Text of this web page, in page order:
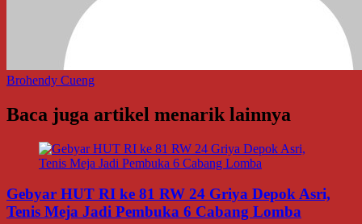
Brohendy Cueng
Baca juga artikel menarik lainnya
Gebyar HUT RI ke 81 RW 24 Griya Depok Asri,
Tenis Meja Jadi Pembuka 6 Cabang Lomba